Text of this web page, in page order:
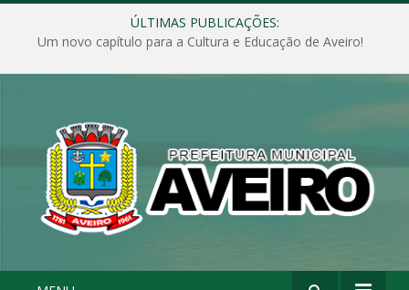
ÚLTIMAS PUBLICAÇÕES:
Um novo capítulo para a Cultura e Educação de Aveiro!